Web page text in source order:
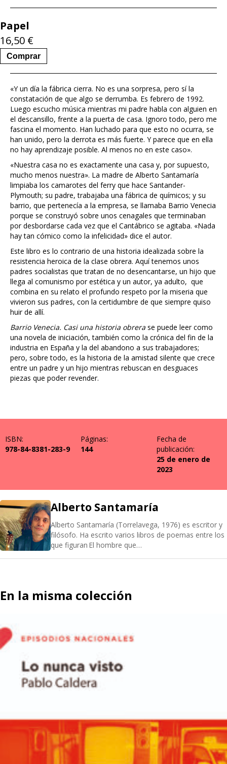
Papel
16,50 €
Comprar
«Y un día la fábrica cierra. No es una sorpresa, pero sí la
constatación de que algo se derrumba. Es febrero de 1992.
Luego escucho música mientras mi padre habla con alguien en
el descansillo, frente a la puerta de casa. Ignoro todo, pero me
fascina el momento. Han luchado para que esto no ocurra, se
han unido, pero la derrota es más fuerte. Y parece que en ella
no hay aprendizaje posible. Al menos no en este caso».
«Nuestra casa no es exactamente una casa y, por supuesto,
mucho menos nuestra». La madre de Alberto Santamaría
limpiaba los camarotes del ferry que hace Santander-
Plymouth; su padre, trabajaba una fábrica de químicos; y su
barrio, que pertenecía a la empresa, se llamaba Barrio Venecia
porque se construyó sobre unos cenagales que terminaban
por desbordarse cada vez que el Cantábrico se agitaba. «Nada
hay tan cómico como la infelicidad» dice el autor.
Este libro es lo contrario de una historia idealizada sobre la
resistencia heroica de la clase obrera. Aquí tenemos unos
padres socialistas que tratan de no desencantarse, un hijo que
llega al comunismo por estética y un autor, ya adulto, que
combina en su relato el profundo respeto por la miseria que
vivieron sus padres, con la certidumbre de que siempre quiso
huir de allí.
Barrio Venecia. Casi una historia obrera se puede leer como
una novela de iniciación, también como la crónica del fin de la
industria en España y la del abandono a sus trabajadores;
pero, sobre todo, es la historia de la amistad silente que crece
entre un padre y un hijo mientras rebuscan en desguaces
piezas que poder revender.
ISBN:
978-84-8381-283-9
Páginas:
144
Fecha de
publicación:
25 de enero de
2023
Alberto Santamaría
Alberto Santamaría (Torrelavega, 1976) es escritor y
filósofo. Ha escrito varios libros de poemas entre los
que figuran El hombre que…
En la misma colección